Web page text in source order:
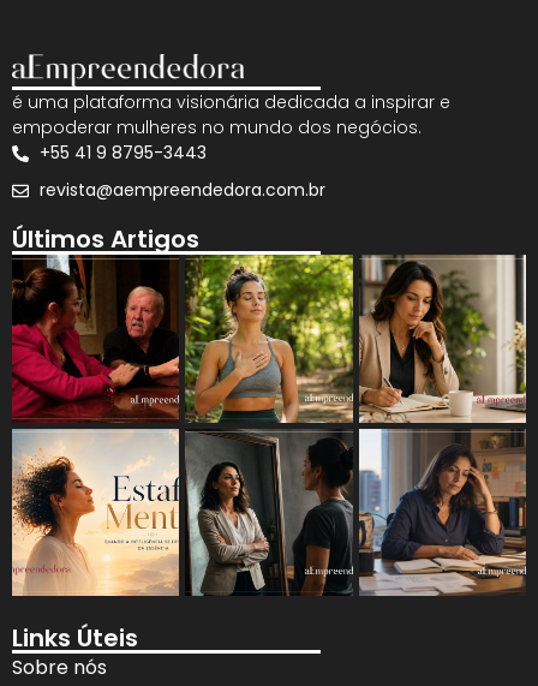
é uma plataforma visionária dedicada a inspirar e
empoderar mulheres no mundo dos negócios.
+55 41 9 8795-3443
revista@aempreendedora.com.br
Últimos Artigos
Links Úteis
Sobre nós